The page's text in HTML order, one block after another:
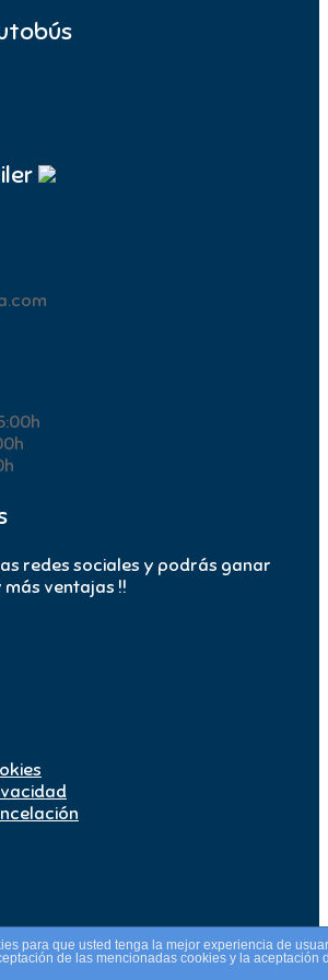
redes sociales y podrás ganar
ventajas !!
para que usted tenga la mejor experiencia de
de las mencionadas cookies y la aceptación